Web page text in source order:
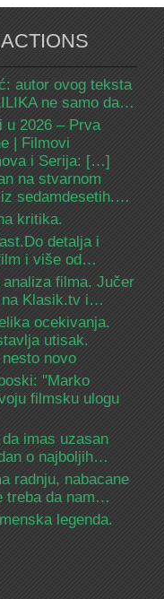
autor ovog teksta
ne samo da…
u 2026 – Prva
| Filmovi
i Serija: […]
na stvarnom
sedamdesetih.…
kritika.
detalja i
i više od…
filma. Jučer
na Klasik.tv i…
ocekivanja.
utisak.
novo
"Marko
filmsku ulogu
imas uzasan
o najboljih…
radnju, nabacane
treba da nam…
legenda.